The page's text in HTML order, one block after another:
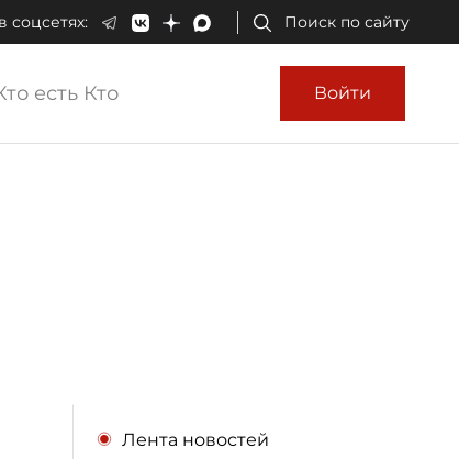
соцсетях: Поиск по сайту
есть Кто Войти
Лента новостей